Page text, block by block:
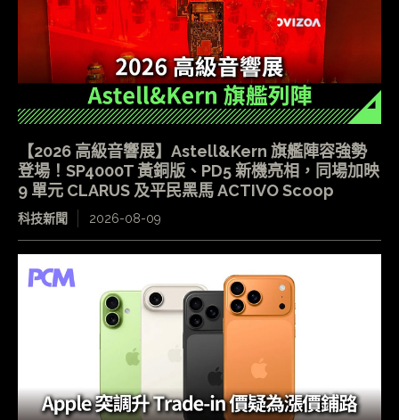
【2026 高級音響展】Astell&Kern 旗艦陣容強勢
登場！SP4000T 黃銅版、PD5 新機亮相，同場加映
9 單元 CLARUS 及平民黑馬 ACTIVO Scoop
科技新聞 2026-08-09